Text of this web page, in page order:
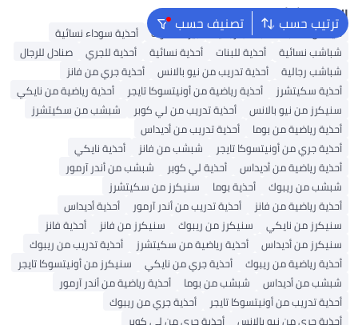
ترتيب حسب تصنيف حسب البحث الشائع
أديداس سامبا شباشب رجالية بيركنستوك
أحذية سوداء نسائية
شباشب نسائية
أحذية للبنات أحذية نسائية أحذية للجري
صنادل للرجال
شباشب رجالية
أحذية تدريب من نيو بالانس
أحذية جري من فانز
أحذية سكيتشرز
أحذية رياضية من أونيتسوكا تايجر
أحذية رياضية من نايكي
سنيكرز من نيو بالانس
أحذية تدريب من لي كوبر
شبشب من سكيتشرز
أحذية رياضية من بوما
أحذية تدريب من أديداس
أحذية جري من أونيتسوكا تايجر
شبشب من فانز
أحذية نايكي
أحذية رياضية من أديداس
أحذية لي كوبر
شبشب من أندر آرمور
شبشب من ريبوك
أحذية بوما
سنيكرز من سكيتشرز
أحذية رياضية من فانز
أحذية تدريب من أندر آرمور
أحذية أديداس
سنيكرز من نايكي
سنيكرز من ريبوك سنيكرز من فانز
أحذية فانز
سنيكرز من أديداس
أحذية رياضية من سكيتشرز
أحذية تدريب من ريبوك
أحذية رياضية من ريبوك
أحذية جري من نايكي
سنيكرز من أونيتسوكا تايجر
شبشب من أديداس
شبشب من بوما
أحذية رياضية من أندر آرمور
أحذية تدريب من أونيتسوكا تايجر
أحذية جري من ريبوك
أحذية جري من نيو بالانس
أحذية جري من لي كوبر